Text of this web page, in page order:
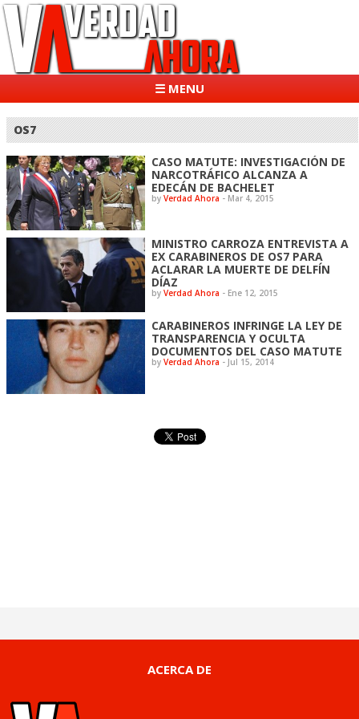
☰ MENU
OS7
CASO MATUTE: INVESTIGACIÓN DE
NARCOTRÁFICO ALCANZA A
EDECÁN DE BACHELET
byVerdad Ahora - Mar 4, 2015
MINISTRO CARROZA ENTREVISTA A
EX CARABINEROS DE OS7 PARA
ACLARAR LA MUERTE DE DELFÍN
DÍAZ
byVerdad Ahora - Ene 12, 2015
CARABINEROS INFRINGE LA LEY DE
TRANSPARENCIA Y OCULTA
DOCUMENTOS DEL CASO MATUTE
byVerdad Ahora - Jul 15, 2014
ACERCA DE